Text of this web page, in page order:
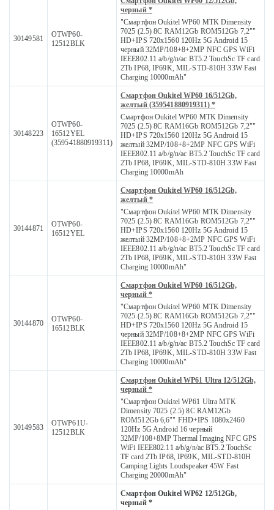
30149581
OTWP60-
12512BLK
черный *
"Смартфон Oukitel WP60 MTK Dimensity
7025 (2.5) 8С RAM12Gb ROM512Gb 7,2""
HD+IPS 720x1560 120Hz 5G Android 15
черный 32MP/108+8+2MP NFC GPS WiFi
IEEE802.11 a/b/g/n/ac BT5.2 TouchSc TF card
2Tb IP68, IP69K, MIL-STD-810H 33W Fast
Charging 10000mAh"
30148223
OTWP60-
16512YEL
(359541880919311)
Смартфон Oukitel WP60 16/512Gb,
желтый (359541880919311) *
Смартфон Oukitel WP60 MTK Dimensity
7025 (2.5) 8С RAM16Gb ROM512Gb 7,2""
HD+IPS 720x1560 120Hz 5G Android 15
желтый 32MP/108+8+2MP NFC GPS WiFi
IEEE802.11 a/b/g/n/ac BT5.2 TouchSc TF card
2Tb IP68, IP69K, MIL-STD-810H 33W Fast
Charging 10000mAh
30144871
OTWP60-
16512YEL
Смартфон Oukitel WP60 16/512Gb,
желтый *
"Смартфон Oukitel WP60 MTK Dimensity
7025 (2.5) 8С RAM16Gb ROM512Gb 7,2""
HD+IPS 720x1560 120Hz 5G Android 15
желтый 32MP/108+8+2MP NFC GPS WiFi
IEEE802.11 a/b/g/n/ac BT5.2 TouchSc TF card
2Tb IP68, IP69K, MIL-STD-810H 33W Fast
Charging 10000mAh"
30144870
OTWP60-
16512BLK
Смартфон Oukitel WP60 16/512Gb,
черный *
"Смартфон Oukitel WP60 MTK Dimensity
7025 (2.5) 8С RAM16Gb ROM512Gb 7,2""
HD+IPS 720x1560 120Hz 5G Android 15
черный 32MP/108+8+2MP NFC GPS WiFi
IEEE802.11 a/b/g/n/ac BT5.2 TouchSc TF card
2Tb IP68, IP69K, MIL-STD-810H 33W Fast
Charging 10000mAh"
30149583
OTWP61U-
12512BLK
Смартфон Oukitel WP61 Ultra 12/512Gb,
черный *
"Смартфон Oukitel WP61 Ultra MTK
Dimensity 7025 (2.5) 8С RAM12Gb
ROM512Gb 6,6"" FHD+IPS 1080x2460
120Hz 5G Android 16 черный
32MP/108+8MP Thermal Imaging NFC GPS
WiFi IEEE802.11 a/b/g/n/ac BT5.2 TouchSc
TF card 2Tb IP68, IP69K, MIL-STD-810H
Camping Lights Loudspeaker 45W Fast
Charging 20000mAh"
Смартфон Oukitel WP62 12/512Gb,
черный *